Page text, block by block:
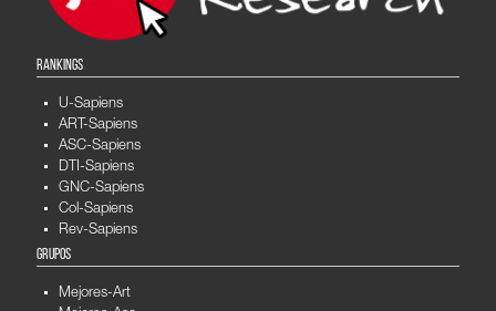
RANKINGS
U-Sapiens
ART-Sapiens
ASC-Sapiens
DTI-Sapiens
GNC-Sapiens
Col-Sapiens
Rev-Sapiens
GRUPOS
Mejores-Art